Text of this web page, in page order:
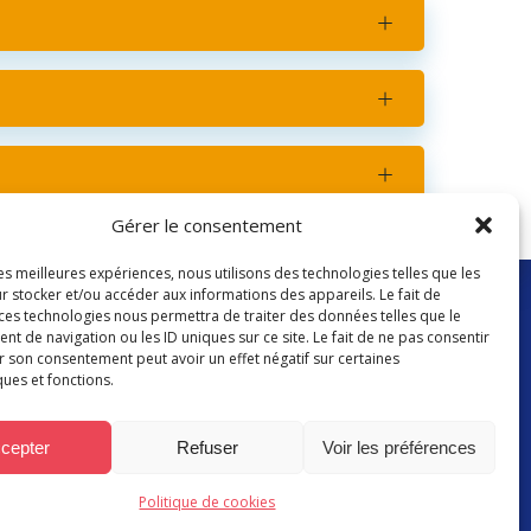
Gérer le consentement
meilleures expériences, nous utilisons des technologies telles que les
stocker et/ou accéder aux informations des appareils. Le fait de
technologies nous permettra de traiter des données telles que le
de navigation ou les ID uniques sur ce site. Le fait de ne pas consentir
son consentement peut avoir un effet négatif sur certaines
et fonctions.
Refuser Voir les préférences
Politique de cookies
CONTACT :
04 67 95 05 44
mairie.latoursurorb@orange.fr
légales|Politique des cookies